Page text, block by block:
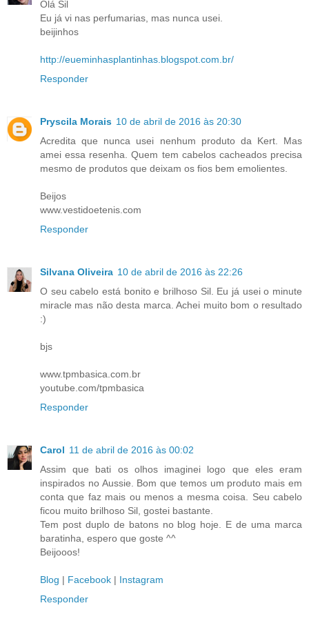
Olá Sil
Eu já vi nas perfumarias, mas nunca usei.
beijinhos
http://eueminhasplantinhas.blogspot.com.br/
Responder
Pryscila Morais 10 de abril de 2016 às 20:30
Acredita que nunca usei nenhum produto da Kert. Mas
amei essa resenha. Quem tem cabelos cacheados precisa
mesmo de produtos que deixam os fios bem emolientes.
Beijos
www.vestidoetenis.com
Responder
Silvana Oliveira 10 de abril de 2016 às 22:26
O seu cabelo está bonito e brilhoso Sil. Eu já usei o minute
miracle mas não desta marca. Achei muito bom o resultado
:)
bjs
www.tpmbasica.com.br
youtube.com/tpmbasica
Responder
Carol 11 de abril de 2016 às 00:02
Assim que bati os olhos imaginei logo que eles eram
inspirados no Aussie. Bom que temos um produto mais em
conta que faz mais ou menos a mesma coisa. Seu cabelo
ficou muito brilhoso Sil, gostei bastante.
Tem post duplo de batons no blog hoje. E de uma marca
baratinha, espero que goste ^^
Beijooos!
Blog | Facebook | Instagram
Responder